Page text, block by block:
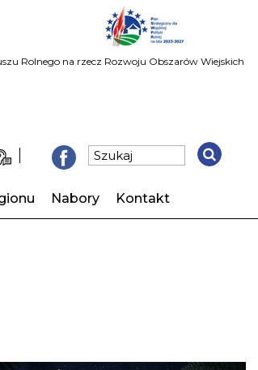
Rolnego na rzecz Rozwoju Obszarów Wiejskich
Nabory Kontakt